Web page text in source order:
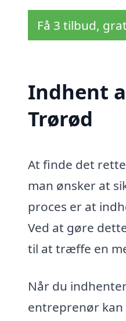
Få 3 tilbud,
Indhent
Trørød
At finde det
man ønsker at
proces er at
Ved at gøre
til at træffe en
Når du
entreprenør kan